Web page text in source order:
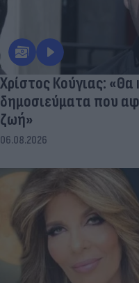
Χρίστος Κούγιας: «Θα
δημοσιεύματα που
ζωή»
06.08.2026